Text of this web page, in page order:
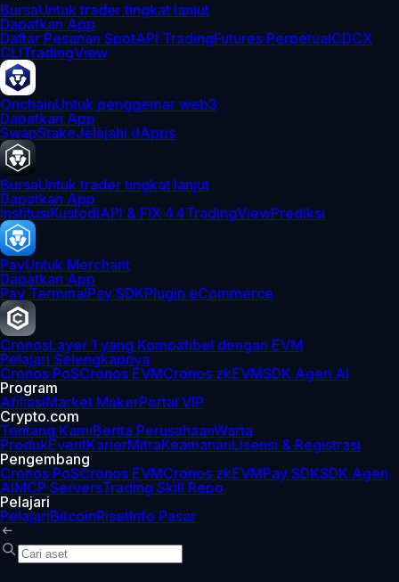
BursaUntuk trader tingkat lanjut
Dapatkan App
Daftar Pesanan SpotAPI TradingFutures PerpetualCDCX
CLITradingView
OnchainUntuk penggemar web3
Dapatkan App
SwapStakeJelajahi dApps
BursaUntuk trader tingkat lanjut
Dapatkan App
InstitusiKustodiAPI & FIX 4.4TradingViewPrediksi
PayUntuk Merchant
Dapatkan App
Pay TerminalPay SDKPlugin eCommerce
CronosLayer 1 yang Kompatibel dengan EVM
Pelajari Selengkapnya
Cronos PoSCronos EVMCronos zkEVMSDK Agen AI
Program
AfiliasiMarket MakerPortal VIP
Crypto.com
Tentang KamiBerita PerusahaanWarta
ProdukEventKarierMitraKeamananLisensi & Registrasi
Pengembang
Cronos PoSCronos EVMCronos zkEVMPay SDKSDK Agen
AIMCP ServersTrading Skill Repo
Pelajari
PelajariBitcoinRisetInfo Pasar